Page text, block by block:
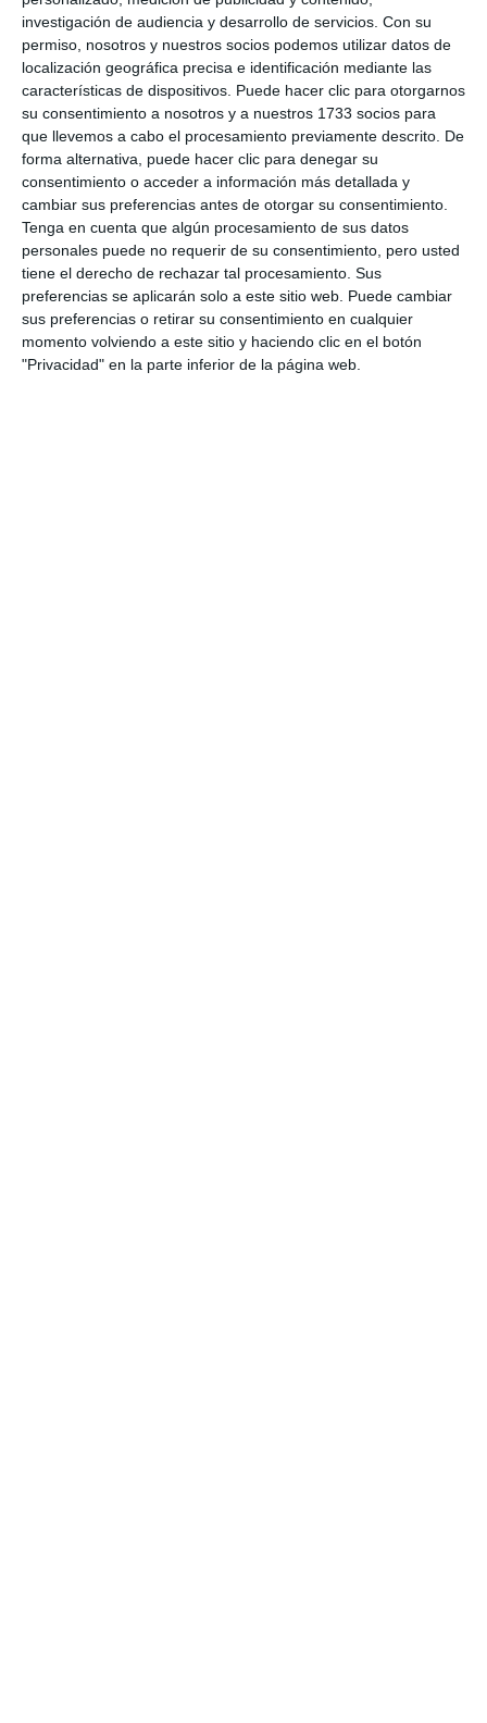
investigación de audiencia y desarrollo de servicios. Con su
permiso, nosotros y nuestros socios podemos utilizar datos de
localización geográfica precisa e identificación mediante las
características de dispositivos. Puede hacer clic para otorgarnos
su consentimiento a nosotros y a nuestros 1733 socios para
que llevemos a cabo el procesamiento previamente descrito. De
forma alternativa, puede hacer clic para denegar su
consentimiento o acceder a información más detallada y
cambiar sus preferencias antes de otorgar su consentimiento.
Tenga en cuenta que algún procesamiento de sus datos
personales puede no requerir de su consentimiento, pero usted
tiene el derecho de rechazar tal procesamiento. Sus
preferencias se aplicarán solo a este sitio web. Puede cambiar
sus preferencias o retirar su consentimiento en cualquier
momento volviendo a este sitio y haciendo clic en el botón
"Privacidad" en la parte inferior de la página web.